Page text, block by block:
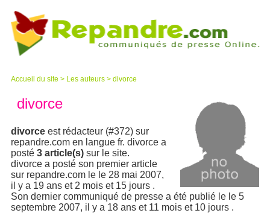
Accueil du site > Les auteurs > divorce
divorce
divorce est rédacteur (#372) sur
repandre.com en langue fr. divorce a
posté 3 article(s) sur le site.
divorce a posté son premier article
sur repandre.com le le 28 mai 2007,
il y a 19 ans et 2 mois et 15 jours .
Son dernier communiqué de presse a été publié le le 5
septembre 2007, il y a 18 ans et 11 mois et 10 jours .